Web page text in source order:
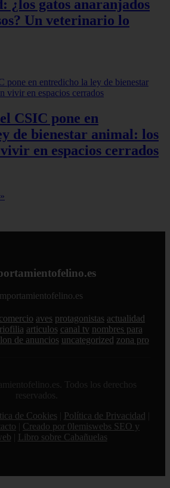
¿los gatos anaranjados
Un veterinario lo
CSIC pone en
de bienestar animal: los
en espacios cerrados
comercio aves protagonistas actualidad
articulos canal tv nombres para
de anuncios uncategorized zona pro
Todos los derechos
reservados.
de Cookies Política de Privacidad
Creado por 0lemiswebs SEO y
Libro sobre Cabañuelas